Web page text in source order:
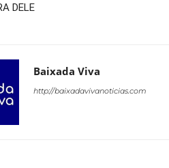
DELE
Baixada Viva
http://baixadavivanoticias.com